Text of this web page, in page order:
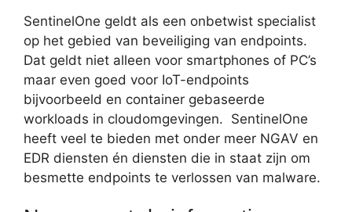
SentinelOne geldt als een onbetwist specialist
op het gebied van beveiliging van endpoints.
Dat geldt niet alleen voor smartphones of PC’s
maar even goed voor IoT-endpoints
bijvoorbeeld en container gebaseerde
workloads in cloudomgevingen. SentinelOne
heeft veel te bieden met onder meer NGAV en
EDR diensten én diensten die in staat zijn om
besmette endpoints te verlossen van malware.